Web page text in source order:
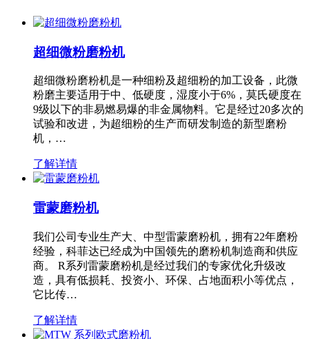
超细微粉磨粉机
超细微粉磨粉机是一种细粉及超细粉的加工设备，此微
粉磨主要适用于中、低硬度，湿度小于6%，莫氏硬度在
9级以下的非易燃易爆的非金属物料。它是经过20多次的
试验和改进，为超细粉的生产而研发制造的新型磨粉
机，…
了解详情
雷蒙磨粉机
我们公司专业生产大、中型雷蒙磨粉机，拥有22年磨粉
经验，科菲达已经成为中国领先的磨粉机制造商和供应
商。 R系列雷蒙磨粉机是经过我们的专家优化升级改
造，具有低损耗、投资小、环保、占地面积小等优点，
它比传…
了解详情